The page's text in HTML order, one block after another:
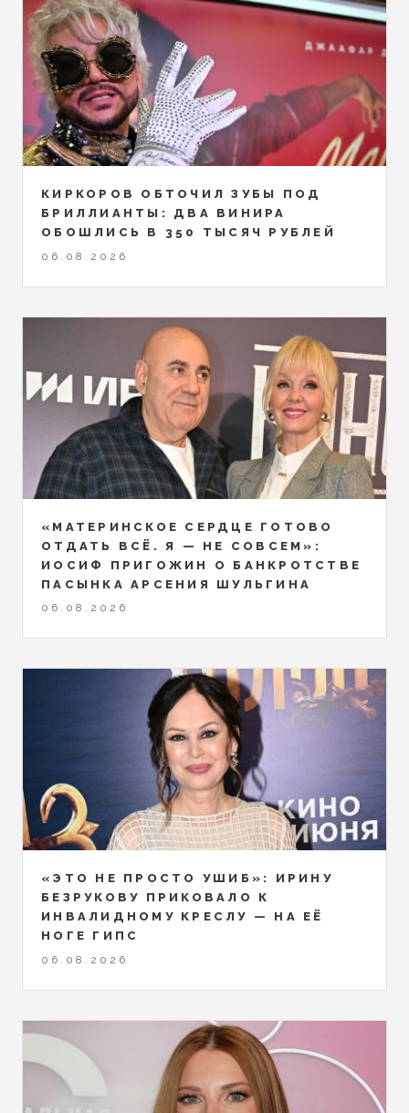
КИРКОРОВ ОБТОЧИЛ ЗУБЫ ПОД
БРИЛЛИАНТЫ: ДВА ВИНИРА
ОБОШЛИСЬ В 350 ТЫСЯЧ РУБЛЕЙ
06.08.2026
«МАТЕРИНСКОЕ СЕРДЦЕ ГОТОВО
ОТДАТЬ ВСЁ. Я — НЕ СОВСЕМ»:
ИОСИФ ПРИГОЖИН О БАНКРОТСТВЕ
ПАСЫНКА АРСЕНИЯ ШУЛЬГИНА
06.08.2026
«ЭТО НЕ ПРОСТО УШИБ»: ИРИНУ
БЕЗРУКОВУ ПРИКОВАЛО К
ИНВАЛИДНОМУ КРЕСЛУ — НА ЕЁ
НОГЕ ГИПС
06.08.2026